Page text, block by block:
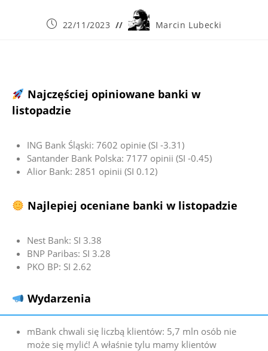
22/11/2023 Marcin Lubecki
Najczęściej opiniowane banki w
listopadzie
ING Bank Śląski: 7602 opinie (SI -3.31)
Santander Bank Polska: 7177 opinii (SI -0.45)
Alior Bank: 2851 opinii (SI 0.12)
Najlepiej oceniane banki w listopadzie
Nest Bank: SI 3.38
BNP Paribas: SI 3.28
PKO BP: SI 2.62
Wydarzenia
mBank chwali się liczbą klientów: 5,7 mln osób nie
może się mylić! A właśnie tylu mamy klientów